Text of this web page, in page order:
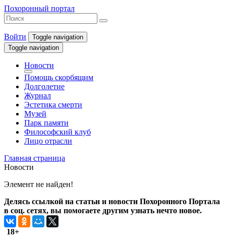
Похоронный портал
Войти
Toggle navigation
Toggle navigation
Новости
Помощь скорбящим
Долголетие
Журнал
Эстетика смерти
Музей
Парк памяти
Философский клуб
Лицо отрасли
Главная страница
Новости
Элемент не найден!
Делясь ссылкой на статьи и новости Похоронного Портала
в соц. сетях, вы помогаете другим узнать нечто новое.
18+